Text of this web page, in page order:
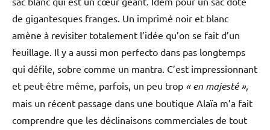
de gigantesques franges. Un imprimé noir et blanc
amène à revisiter totalement l’idée qu’on se fait d’un
feuillage. Il y a aussi mon perfecto dans pas longtemps
qui défile, sobre comme un mantra. C’est impressionnant
et peut-être même, parfois, un peu trop « en majesté »,
mais un récent passage dans une boutique Alaïa m’a fait
comprendre que les déclinaisons commerciales de tout